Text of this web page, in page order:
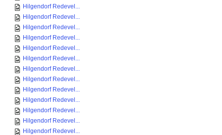
Hilgendorf Redevel...
Hilgendorf Redevel...
Hilgendorf Redevel...
Hilgendorf Redevel...
Hilgendorf Redevel...
Hilgendorf Redevel...
Hilgendorf Redevel...
Hilgendorf Redevel...
Hilgendorf Redevel...
Hilgendorf Redevel...
Hilgendorf Redevel...
Hilgendorf Redevel...
Hilgendorf Redevel...